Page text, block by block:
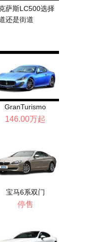
萨斯LC500选择
还是街道
GranTurismo
146.00万起
宝马6系双门
停售